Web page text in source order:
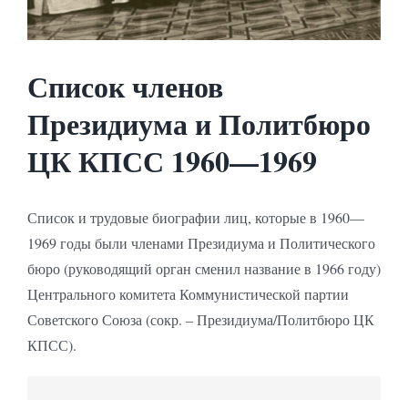
Список членов
Президиума и Политбюро
ЦК КПСС 1960—1969
Список и трудовые биографии лиц, которые в 1960—
1969 годы были членами Президиума и Политического
бюро (руководящий орган сменил название в 1966 году)
Центрального комитета Коммунистической партии
Советского Союза (сокр. – Президиума/Политбюро ЦК
КПСС).